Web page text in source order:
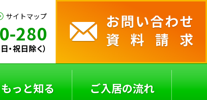
サイトマップ
280
祝日除く）
もっと知る ご入居の流れ